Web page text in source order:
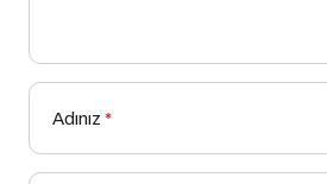
Adınız *